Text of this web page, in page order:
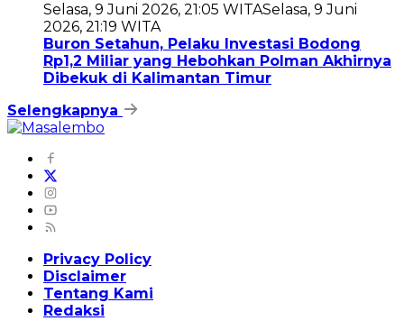
Selasa, 9 Juni 2026, 21:05 WITASelasa, 9 Juni
2026, 21:19 WITA
Buron Setahun, Pelaku Investasi Bodong
Rp1,2 Miliar yang Hebohkan Polman Akhirnya
Dibekuk di Kalimantan Timur
Selengkapnya
Privacy Policy
Disclaimer
Tentang Kami
Redaksi